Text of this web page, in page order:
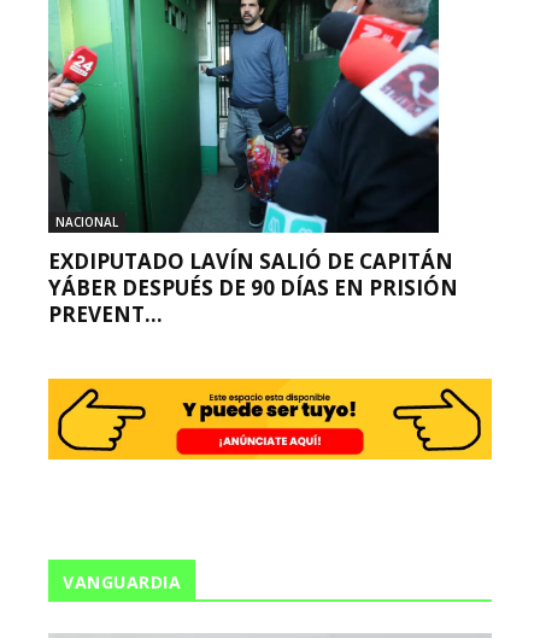
NACIONAL
EXDIPUTADO LAVÍN SALIÓ DE CAPITÁN
YÁBER DESPUÉS DE 90 DÍAS EN PRISIÓN
PREVENT...
VANGUARDIA